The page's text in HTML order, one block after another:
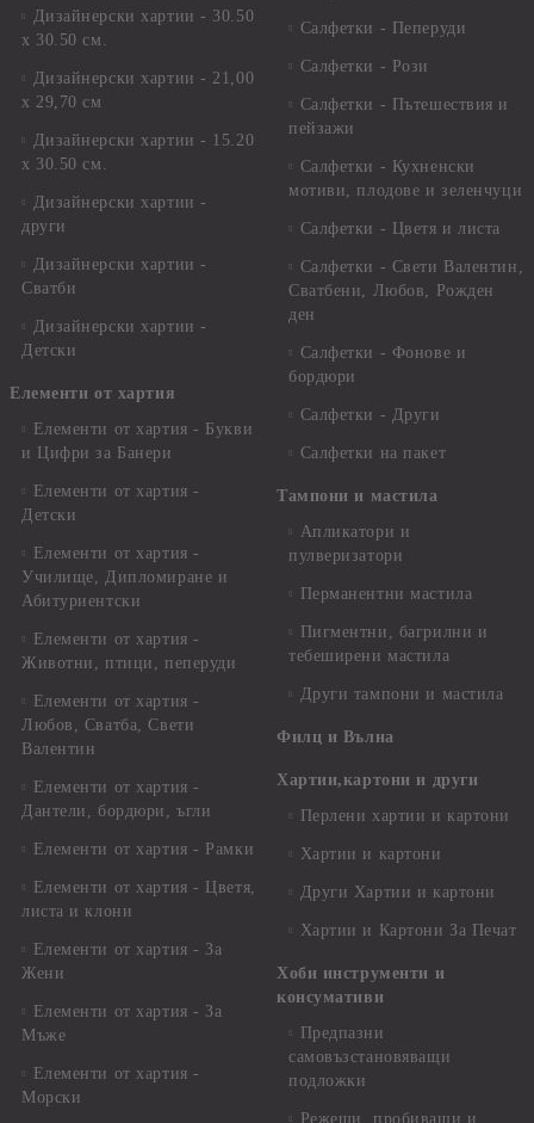
Дизайнерски хартии - 30.50
х 30.50 см.
Дизайнерски хартии - 21,00
х 29,70 см
Дизайнерски хартии - 15.20
x 30.50 см.
Дизайнерски хартии -
други
Дизайнерски хартии -
Сватби
Дизайнерски хартии -
Детски
Елементи от хартия
Елементи от хартия - Букви
и Цифри за Банери
Елементи от хартия -
Детски
Елементи от хартия -
Училище, Дипломиране и
Абитуриентски
Елементи от хартия -
Животни, птици, пеперуди
Елементи от хартия -
Любов, Сватба, Свети
Валентин
Елементи от хартия -
Дантели, бордюри, ъгли
Елементи от хартия - Рамки
Елементи от хартия - Цветя,
листа и клони
Елементи от хартия - За
Жени
Елементи от хартия - За
Мъже
Елементи от хартия -
Морски
Салфетки - Пеперуди
Салфетки - Рози
Салфетки - Пътешествия и
пейзажи
Салфетки - Кухненски
мотиви, плодове и зеленчуци
Салфетки - Цветя и листа
Салфетки - Свети Валентин,
Сватбени, Любов, Рожден
ден
Салфетки - Фонове и
бордюри
Салфетки - Други
Салфетки на пакет
Тампони и мастила
Апликатори и
пулверизатори
Перманентни мастила
Пигментни, багрилни и
тебеширени мастила
Други тампони и мастила
Филц и Вълна
Хартии,картони и други
Перлени хартии и картони
Хартии и картони
Други Хартии и картони
Хартии и Картони За Печат
Хоби инструменти и
консумативи
Предпазни
самовъзстановяващи
подложки
Режещи, пробиващи и